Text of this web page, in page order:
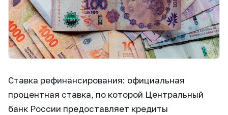
Ставка рефинансирования: официальная
процентная ставка, по которой Центральный
банк России предоставляет кредиты